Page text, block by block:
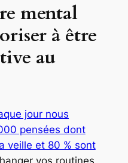
mental
à être
au
jour nous
pensées dont
veille et 80 % sont
vos routines